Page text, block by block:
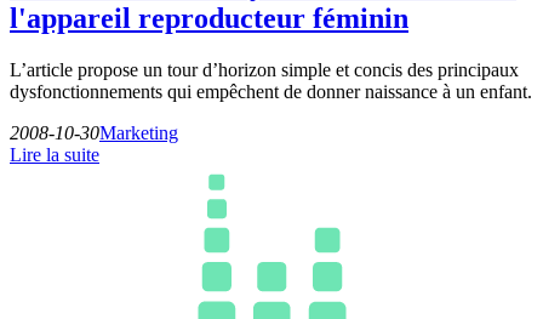
l'appareil reproducteur féminin
L’article propose un tour d’horizon simple et concis des principaux
dysfonctionnements qui empêchent de donner naissance à un enfant.
2008-10-30Marketing
Lire la suite